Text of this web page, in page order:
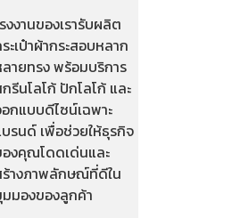
งงานของเรารับผลิต
ะเป๋าผ้ากระสอบหลาก
ายทรง พร้อมบริการ
รีนโลโก้ ปักโลโก้ และ
กแบบดีไซน์เฉพาะ
รนด์ เพื่อช่วยให้ธุรกิจ
งคุณโดดเด่นและ
างภาพลักษณ์ที่ดีใน
มองของลูกค้า